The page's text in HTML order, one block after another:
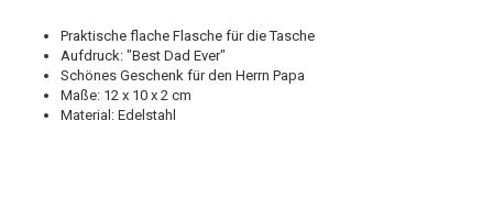
Praktische flache Flasche für die Tasche
Aufdruck: "Best Dad Ever"
Schönes Geschenk für den Herrn Papa
Maße: 12 x 10 x 2 cm
Material: Edelstahl